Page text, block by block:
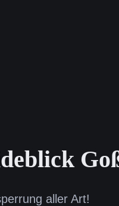
aller Art!